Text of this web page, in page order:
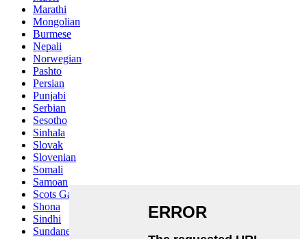
Marathi
Mongolian
Burmese
Nepali
Norwegian
Pashto
Persian
Punjabi
Serbian
Sesotho
Sinhala
Slovak
Slovenian
Somali
Samoan
Scots Gaelic
Shona
Sindhi
Sundanese